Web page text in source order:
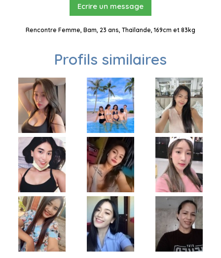
Ecrire un message
Rencontre Femme, Bam, 23 ans, Thaïlande, 169cm et 83kg
Profils similaires